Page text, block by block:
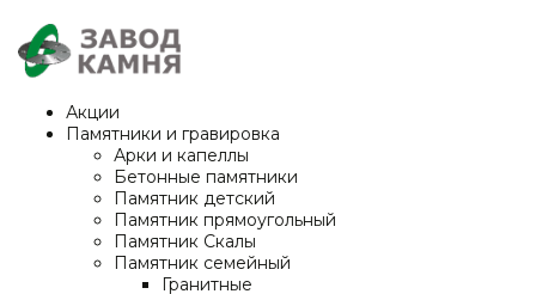
Акции
Памятники и гравировка
Арки и капеллы
Бетонные памятники
Памятник детский
Памятник прямоугольный
Памятник Скалы
Памятник семейный
Гранитные